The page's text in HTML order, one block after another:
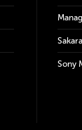
Sony